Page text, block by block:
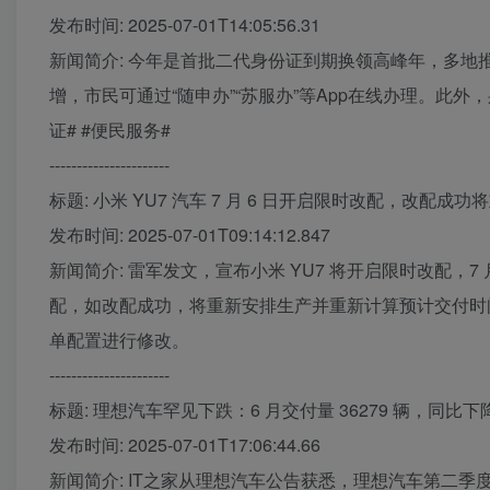
发布时间: 2025-07-01T14:05:56.31
新闻简介: 今年是首批二代身份证到期换领高峰年，多
增，市民可通过“随申办”“苏服办”等App在线办理。此
证# #便民服务#
----------------------
标题: 小米 YU7 汽车 7 月 6 日开启限时改配，改配成功
发布时间: 2025-07-01T09:14:12.847
新闻简介: 雷军发文，宣布小米 YU7 将开启限时改配，
配，如改配成功，将重新安排生产并重新计算预计交付
单配置进行修改。
----------------------
标题: 理想汽车罕见下跌：6 月交付量 36279 辆，同比下
发布时间: 2025-07-01T17:06:44.66
新闻简介: IT之家从理想汽车公告获悉，理想汽车第二